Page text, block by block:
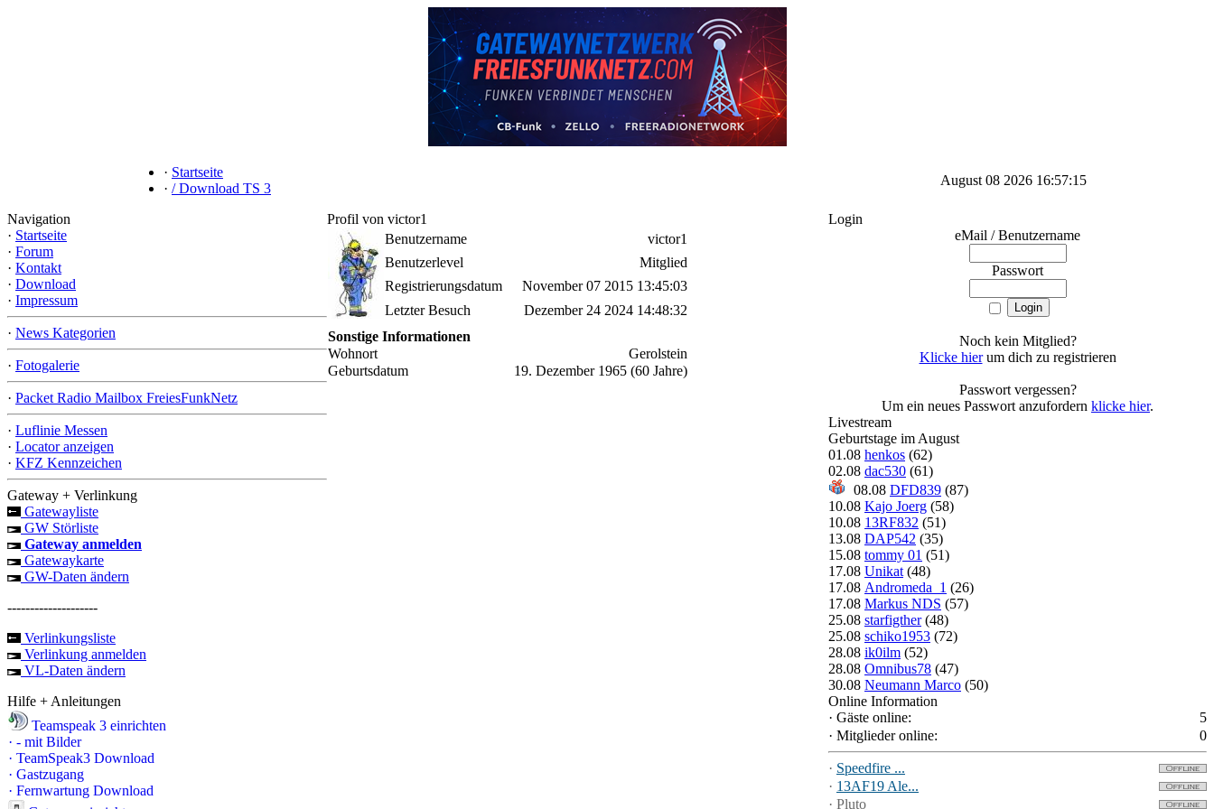
· Startseite
· / Download TS 3
August 08 2026 16:57:15
Navigation
· Startseite
· Forum
· Kontakt
· Download
· Impressum
· News Kategorien
· Fotogalerie
· Packet Radio Mailbox FreiesFunkNetz
· Luflinie Messen
· Locator anzeigen
· KFZ Kennzeichen
Gateway + Verlinkung
Gatewayliste
GW Störliste
Gateway anmelden
Gatewaykarte
GW-Daten ändern
--------------------
Verlinkungsliste
Verlinkung anmelden
VL-Daten ändern
Hilfe + Anleitungen
Teamspeak 3 einrichten
· - mit Bilder
· TeamSpeak3 Download
· Gastzugang
· Fernwartung Download
Profil von victor1
Benutzername
victor1
Benutzerlevel
Mitglied
Registrierungsdatum
November 07 2015 13:45:03
Letzter Besuch
Dezember 24 2024 14:48:32
Sonstige Informationen
Wohnort
Gerolstein
Geburtsdatum
19. Dezember 1965 (60 Jahre)
Login
eMail / Benutzername
Passwort
Noch kein Mitglied?
Klicke hierum dich zu registrieren
Passwort vergessen?
Um ein neues Passwort anzufordern klicke hier.
Livestream
Geburtstage im August
01.08 henkos (62)
02.08 dac530 (61)
08.08 DFD839 (87)
10.08 Kajo Joerg (58)
10.08 13RF832 (51)
13.08 DAP542 (35)
15.08 tommy 01 (51)
17.08 Unikat (48)
17.08 Andromeda_1 (26)
17.08 Markus NDS (57)
25.08 starfigther(48)
25.08 schiko1953 (72)
28.08 ik0ilm (52)
28.08 Omnibus78 (47)
30.08 Neumann Marco (50)
Online Information
· Gäste online:
5
· Mitglieder online: 0
· Speedfire ...
· 13AF19 Ale...
· Pluto